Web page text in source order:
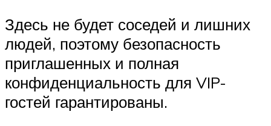
Здесь не будет соседей и лишних
людей, поэтому безопасность
приглашенных и полная
конфиденциальность для VIP-
гостей гарантированы.